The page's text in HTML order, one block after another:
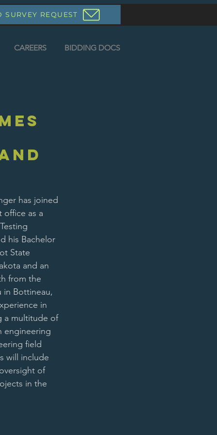
REQUEST
CAREERS BIDDING DOCS
has joined
office as a
his Bachelor
State
and an
from the
in Bottineau,
in
a multitude of
engineering
field
will include
of
in the